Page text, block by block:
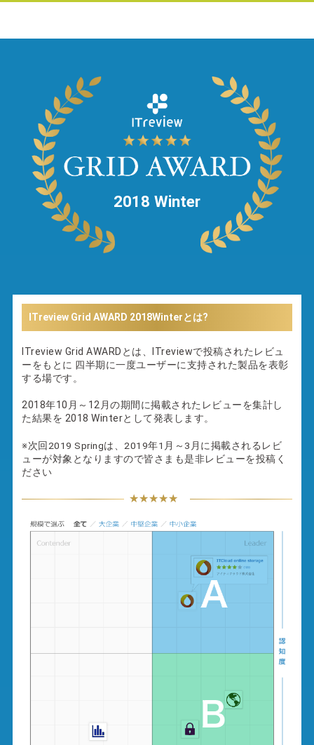
2018 Winter
ITreview Grid AWARD 2018Winterとは?
ITreview Grid AWARDとは、ITreviewで投稿されたレビュ
ーをもとに 四半期に一度ユーザーに支持された製品を表彰
する場です。
2018年10月～12月の期間に掲載されたレビューを集計し
た結果を 2018 Winterとして発表します。
※次回2019 Springは、2019年1月～3月に掲載されるレビ
ューが対象となりますので皆さまも是非レビューを投稿く
ださい